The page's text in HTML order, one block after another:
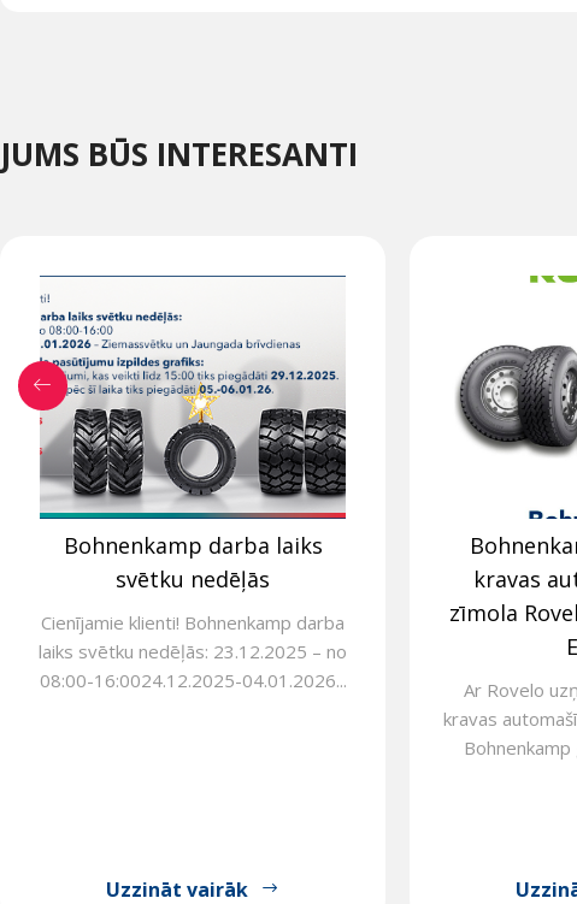
JUMS BŪS INTERESANTI
Bohnenkamp darba laiks
svētku nedēļās
Cienījamie klienti! Bohnenkamp darba
laiks svētku nedēļās: 23.12.2025 – no
08:00-16:0024.12.2025-04.01.2026...
Uzzināt vairāk
kravas
zīmola
Ar Rovelo
kravas